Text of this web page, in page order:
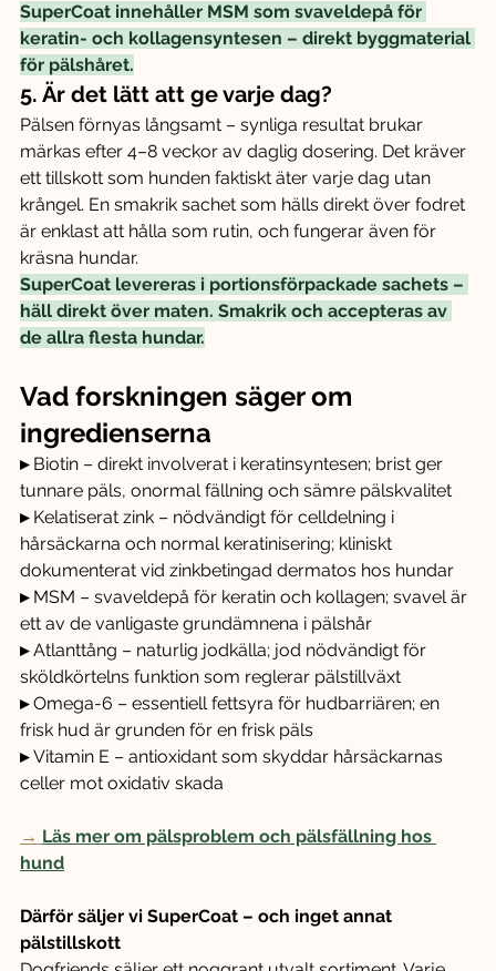
SuperCoat innehåller MSM som svaveldepå för
keratin- och kollagensyntesen – direkt byggmaterial
för pälshåret.
5. Är det lätt att ge varje dag?
Pälsen förnyas långsamt – synliga resultat brukar
märkas efter 4–8 veckor av daglig dosering. Det kräver
ett tillskott som hunden faktiskt äter varje dag utan
krångel. En smakrik sachet som hälls direkt över fodret
är enklast att hålla som rutin, och fungerar även för
kräsna hundar.
SuperCoat levereras i portionsförpackade sachets –
häll direkt över maten. Smakrik och accepteras av
de allra flesta hundar.
Vad forskningen säger om
ingredienserna
▸ Biotin – direkt involverat i keratinsyntesen; brist ger
tunnare päls, onormal fällning och sämre pälskvalitet
▸ Kelatiserat zink – nödvändigt för celldelning i
hårsäckarna och normal keratinisering; kliniskt
dokumenterat vid zinkbetingad dermatos hos hundar
▸ MSM – svaveldepå för keratin och kollagen; svavel är
ett av de vanligaste grundämnena i pälshår
▸ Atlanttång – naturlig jodkälla; jod nödvändigt för
sköldkörtelns funktion som reglerar pälstillväxt
▸ Omega-6 – essentiell fettsyra för hudbarriären; en
frisk hud är grunden för en frisk päls
▸ Vitamin E – antioxidant som skyddar hårsäckarnas
celler mot oxidativ skada
→ Läs mer om pälsproblem och pälsfällning hos
hund
Därför säljer vi SuperCoat – och inget annat
pälstillskott